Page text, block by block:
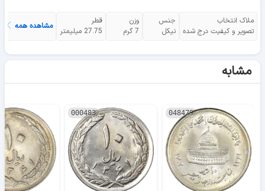
ملاک انتخاب
تصویر و کیفیت درج شده
جنس
نیکل
وزن
7 گرم
قطر
27.75 میلیمتر
مشاهده همه
مشابه
048479
000483